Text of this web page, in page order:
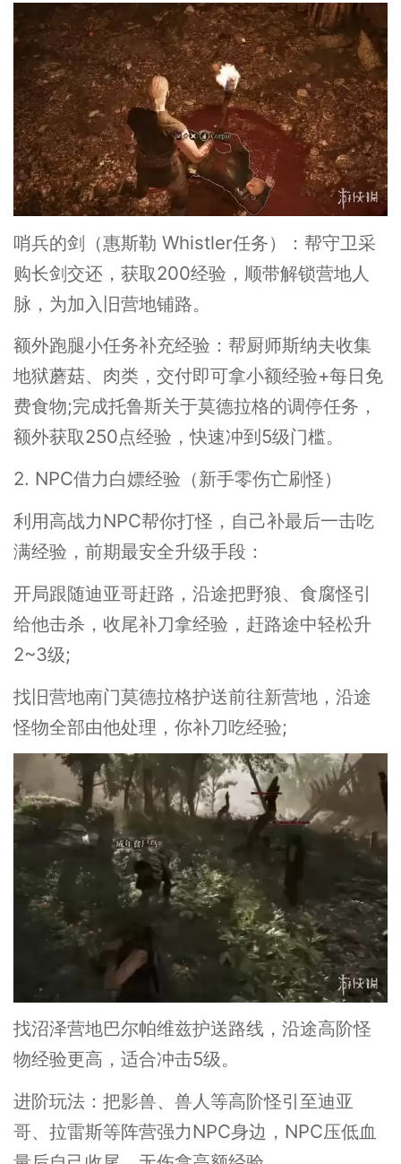
哨兵的剑（惠斯勒 Whistler任务）：帮守卫采
购长剑交还，获取200经验，顺带解锁营地人
脉，为加入旧营地铺路。
额外跑腿小任务补充经验：帮厨师斯纳夫收集
地狱蘑菇、肉类，交付即可拿小额经验+每日免
费食物;完成托鲁斯关于莫德拉格的调停任务，
额外获取250点经验，快速冲到5级门槛。
2. NPC借力白嫖经验（新手零伤亡刷怪）
利用高战力NPC帮你打怪，自己补最后一击吃
满经验，前期最安全升级手段：
开局跟随迪亚哥赶路，沿途把野狼、食腐怪引
给他击杀，收尾补刀拿经验，赶路途中轻松升
2~3级;
找旧营地南门莫德拉格护送前往新营地，沿途
怪物全部由他处理，你补刀吃经验;
找沼泽营地巴尔帕维兹护送路线，沿途高阶怪
物经验更高，适合冲击5级。
进阶玩法：把影兽、兽人等高阶怪引至迪亚
哥、拉雷斯等阵营强力NPC身边，NPC压低血